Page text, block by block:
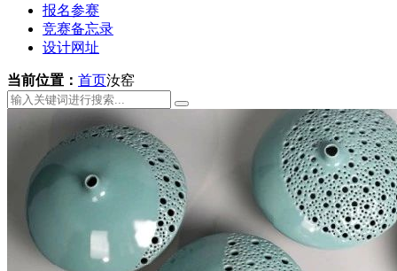
报名参赛
竞赛备忘录
设计网址
当前位置： 首页汝窑